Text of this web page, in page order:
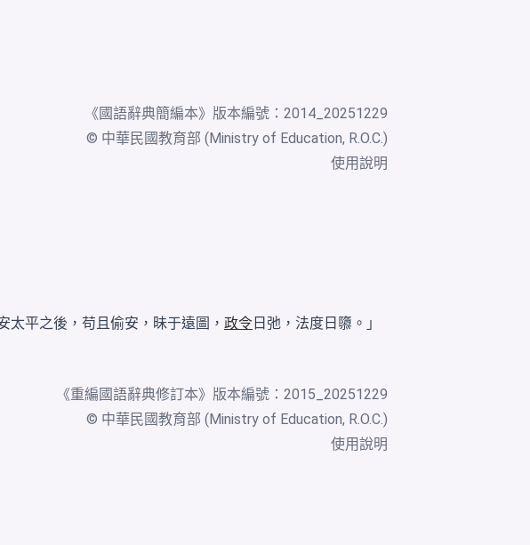
《國語辭典簡編本》版本編號：2014_20251229
© 中華民國教育部 (Ministry of Education, R.O.C.)
使用說明
太平之後，苟且偷安，昧于遠圖， 政令 日弛，法度日隳。」
《重編國語辭典修訂本》版本編號：2015_20251229
© 中華民國教育部 (Ministry of Education, R.O.C.)
使用說明